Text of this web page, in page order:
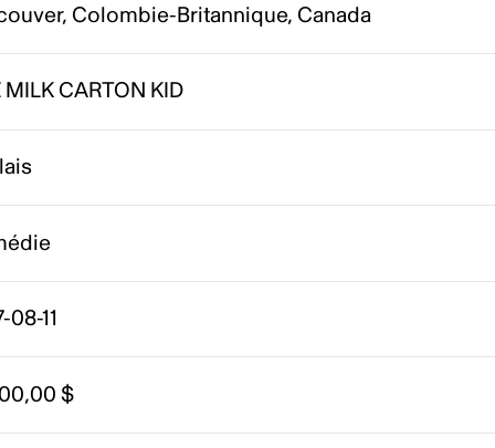
Colombie-Britannique, Canada
MILK CARTON KID
08-11
$